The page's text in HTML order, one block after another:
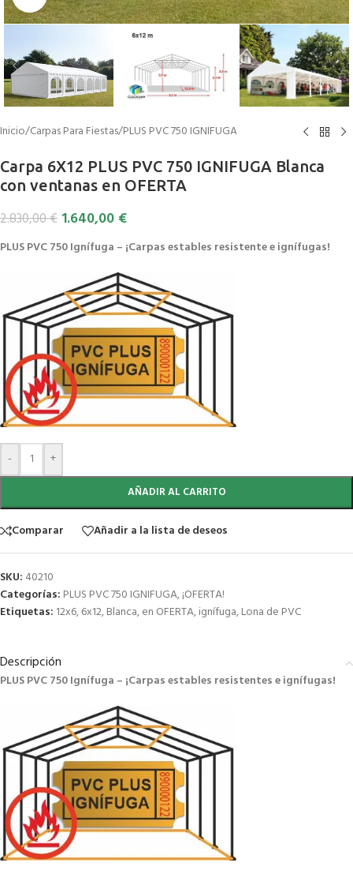
Inicio/Carpas Para Fiestas/PLUS PVC 750 IGNIFUGA
Carpa 6X12 PLUS PVC 750 IGNIFUGA Blanca
con ventanas en OFERTA
2.830,00€ 1.640,00 €
PLUS PVC 750 Ignífuga – ¡Carpas estables resistente e ignífugas!
- +
AÑADIR AL CARRITO
Comparar Añadir a la lista de deseos
SKU: 40210
Categorías: PLUS PVC 750 IGNIFUGA,¡OFERTA!
Etiquetas: 12x6,6x12,Blanca,en OFERTA,ignífuga,Lona de PVC
Descripción
PLUS PVC 750 Ignífuga – ¡Carpas estables resistentes e ignífugas!